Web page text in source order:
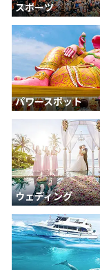
スポーツ
パワースポット
ウェディング